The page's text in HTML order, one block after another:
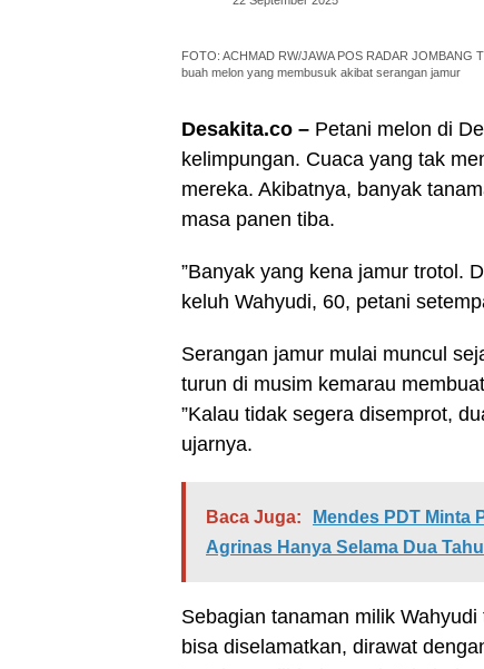
FOTO: ACHMAD RW/JAWA POS RADAR JOMBANG
buah melon yang membusuk akibat serangan jamur
Desakita.co – Petani melon di
kelimpungan. Cuaca yang tak
mereka. Akibatnya, banyak
masa panen tiba.
”Banyak yang kena jamur trotol.
keluh Wahyudi, 60, petani
Serangan jamur mulai muncul
turun di musim kemarau
”Kalau tidak segera disemprot,
ujarnya.
Baca Juga:
Mendes PDT Minta
Agrinas Hanya Selama Dua
Sebagian tanaman milik
bisa diselamatkan, dirawat